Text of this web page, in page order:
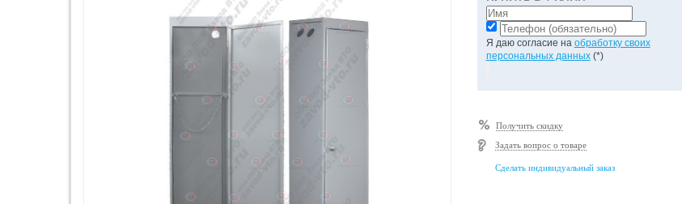
Я даю согласие на обработку своих
персональных данных(*)
Получить скидку
Задать вопрос о товаре
Сделать индивидуальный заказ